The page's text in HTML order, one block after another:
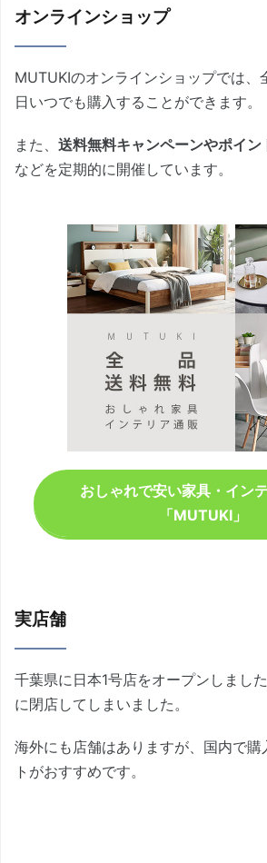
オンラインショップ
MUTUKIのオンラインショップでは
日いつでも購入することができます。
また、 送料無料キャンペーンやポイ
などを定期的に開催しています。
おしゃれで安い家具・イン
「MUTUKI」
実店舗
千葉県に日本1号店をオープンしまし
に閉店してしまいました。
海外にも店舗はありますが、国内で購
トがおすすめです。